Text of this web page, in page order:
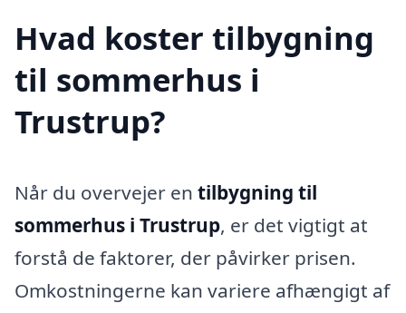
Hvad koster tilbygning
til sommerhus i
Trustrup?
Når du overvejer en tilbygning til
sommerhus i Trustrup, er det vigtigt at
forstå de faktorer, der påvirker prisen.
Omkostningerne kan variere afhængigt af